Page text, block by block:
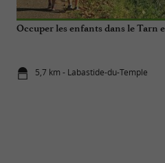
Occuper les enfants dans le Tarn
5,7 km - Labastide-du-Temple